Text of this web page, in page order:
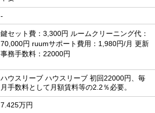
-
鍵セット費：3,300円 ルームクリーニング代：
70,000円 ruumサポート費用：1,980円/月 更新
事務手数料：22000円
ハウスリーブ ハウスリーブ 初回22000円、毎
月手数料として月額賃料等の2.2％必要。
7.425万円